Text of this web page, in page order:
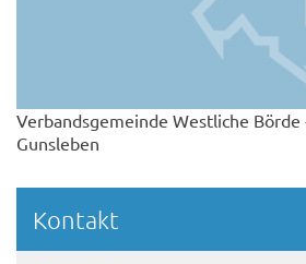
Verbandsgemeinde Westliche Börde
Gunsleben
Kontakt